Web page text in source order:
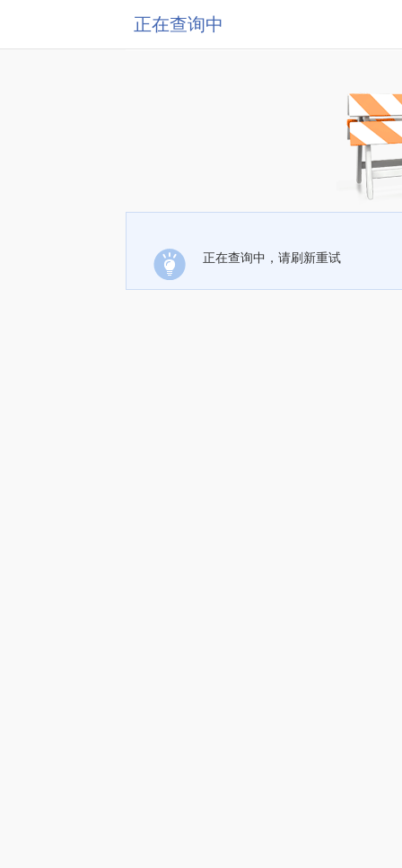
正在查询中
正在查询中，请刷新重试